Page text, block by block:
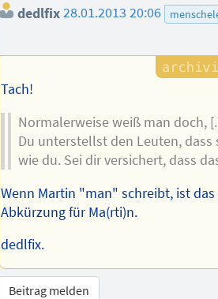
dedlfix28.01.2013 20:06
Tach!
Normalerweise weiß man doch,
Du unterstellst den Leuten, dass
wie du. Sei dir versichert, dass
Wenn Martin "man" schreibt, ist
Abkürzung für Ma(rti)n.
dedlfix.
Beitrag melden